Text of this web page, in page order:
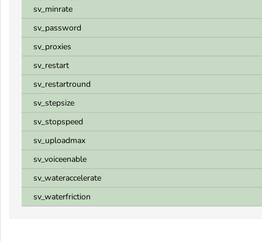
sv_minrate
sv_password
sv_proxies
sv_restart
sv_restartround
sv_stepsize
sv_stopspeed
sv_uploadmax
sv_voiceenable
sv_wateraccelerate
sv_waterfriction